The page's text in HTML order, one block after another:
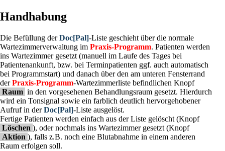
Handhabung
Die Befüllung derDoc[Pal]-Liste geschieht über die normale
Wartezimmerverwaltung im Praxis-Programm. Patienten werden
ins Wartezimmer gesetzt (manuell im Laufe des Tages bei
Patientenankunft, bzw. bei Terminpatienten ggf. auch automatisch
bei Programmstart) und danach über den am unteren Fensterrand
derPraxis-Programm-Wartezimmerliste befindlichen Knopf
Raum in den vorgesehenen Behandlungsraum gesetzt. Hierdurch
wird ein Tonsignal sowie ein farblich deutlich hervorgehobener
Aufruf in derDoc[Pal]-Liste ausgelöst.
Fertige Patienten werden einfach aus der Liste gelöscht (Knopf
Löschen ), oder nochmals ins Wartezimmer gesetzt (Knopf
Aktion ), falls z.B. noch eine Blutabnahme in einem anderen
Raum erfolgen soll.